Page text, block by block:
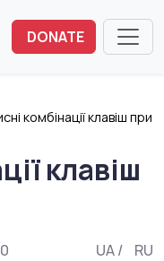
DONATE
комбінації клавіш при
клавіш
0 UA/ RU